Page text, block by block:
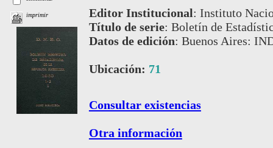
imprimir Editor Institucional: Instituto
Título de serie: Boletín de
Datos de edición: Buenos Aires:
Ubicación: 71
Consultar existencias
Otra información